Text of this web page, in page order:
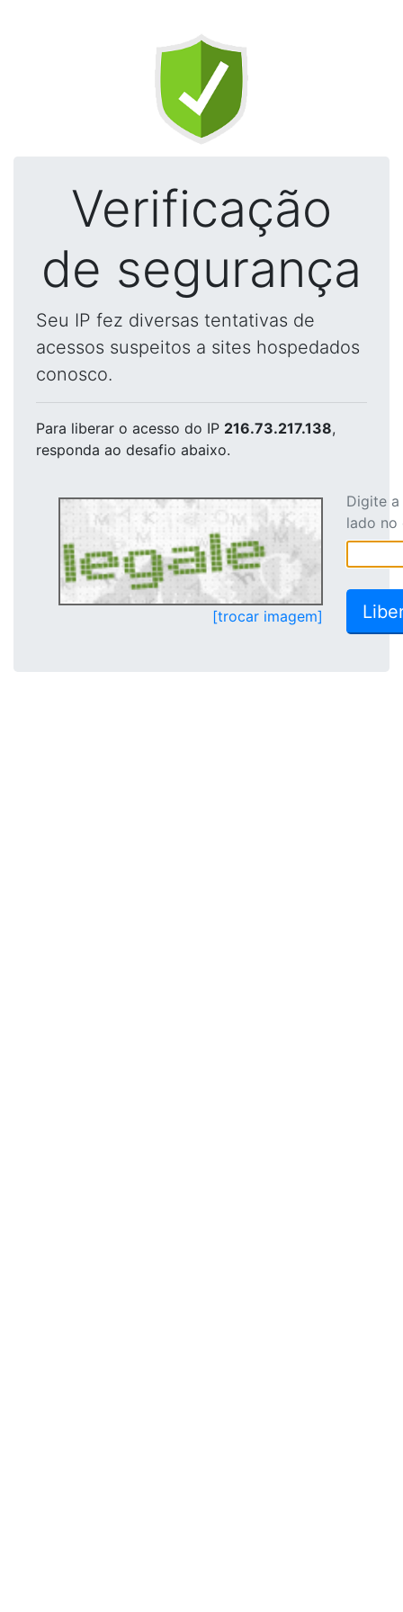
Verificação
de segurança
Seu IP fez diversas tentativas de
acessos suspeitos a sites hospedados
conosco.
Para liberar o acesso do IP 216.73.217.138,
responda ao desafio abaixo.
[trocar imagem]
Digite
lado no